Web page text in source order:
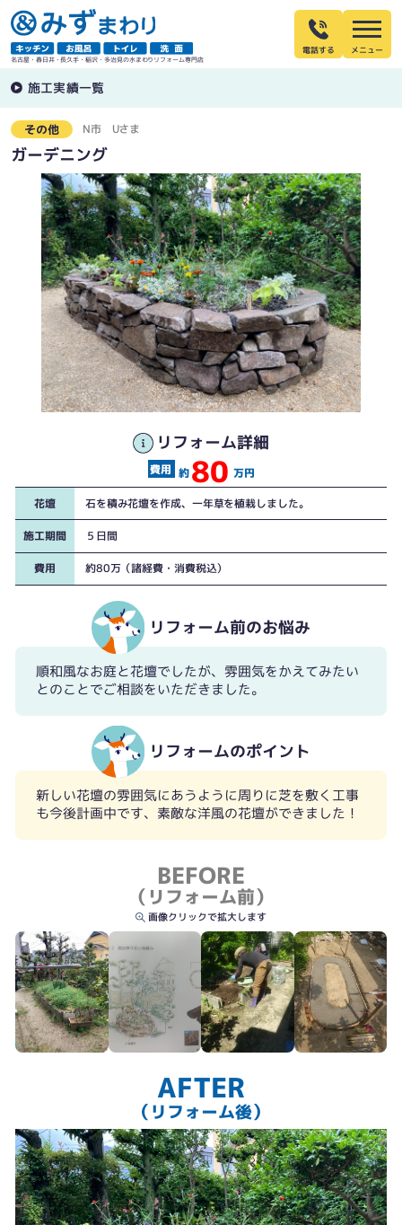
名古屋・春日井・長久手・稲沢・多治見の水まわりリフォーム専門店
電話する
施工実績一覧
その他 N市 Uさま
ガーデニング
リフォーム詳細
約 80 万円
花壇
石を積み花壇を作成、一年草を植栽しました。
施工期間 ５日間
費用 約80万（諸経費・消費税込）
リフォーム前のお悩み
順和風なお庭と花壇でしたが、雰囲気をかえてみたい
とのことでご相談をいただきました。
リフォームのポイント
新しい花壇の雰囲気にあうように周りに芝を敷く工事
も今後計画中です、素敵な洋風の花壇ができました！
BEFORE
（リフォーム前）
画像クリックで拡大します
何か雰囲気を変えたいなというご相談をいただきました。
お客様のご要望をお聞かせいただきプランを作成。
AFTER
（リフォーム後）
一年草を植栽し素敵な花壇が完成しました！